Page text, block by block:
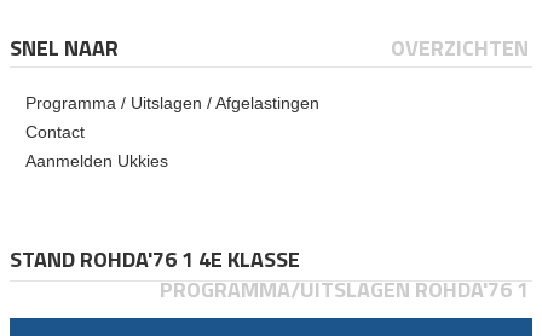
SNEL NAAR OVERZICHTEN
Programma / Uitslagen / Afgelastingen
Contact
Aanmelden Ukkies
STAND ROHDA'76 1 4E KLASSE
PROGRAMMA/UITSLAGEN ROHDA'76 1